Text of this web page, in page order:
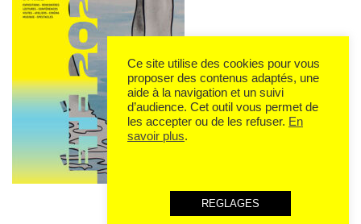
Ce site utilise des cookies pour vous
proposer des contenus adaptés, une
aide à la navigation et un suivi
d’audience. Cet outil vous permet de
les accepter ou de les refuser. En
savoir plus.
REGLAGES